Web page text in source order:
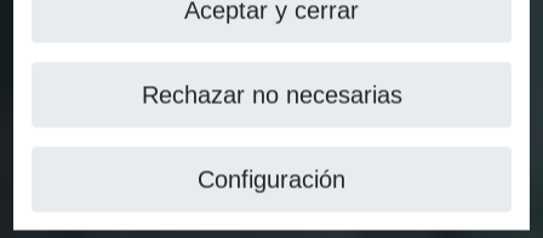
Aceptar y cerrar
Rechazar no necesarias
Configuración